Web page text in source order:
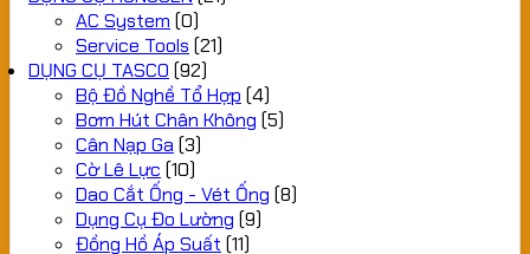
AC System (0)
Service Tools (21)
DỤNG CỤ TASCO (92)
Bộ Đồ Nghề Tổ Hợp (4)
Bơm Hút Chân Không (5)
Cân Nạp Ga (3)
Cờ Lê Lực (10)
Dao Cắt Ống - Vét Ống (8)
Dụng Cụ Đo Lường (9)
Đồng Hồ Áp Suất (11)